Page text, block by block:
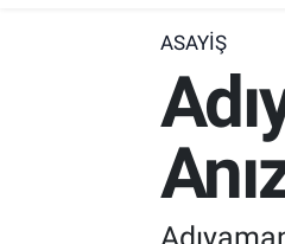
ASAYIŞ
Bölge Haberleri
Adiyaman Namaz
Trafik Durumu
Süper Lig Puan